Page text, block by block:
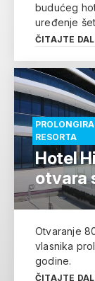
budućeg
uređenje
ČITAJTE
RESORTA
Hotel
otvara
Otvaranje
vlasnika
godine.
ČITAJTE